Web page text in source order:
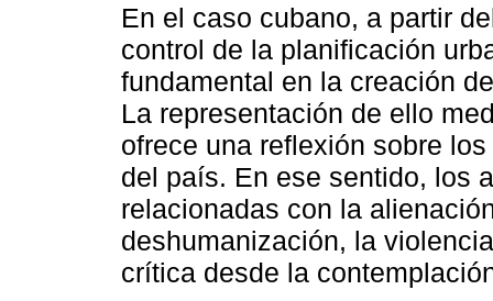
En el caso cubano, a partir
control de la planificación
fundamental en la creación
La representación de ello
ofrece una reflexión sobre
del país. En ese sentido, los
relacionadas con la
deshumanización, la
crítica desde la